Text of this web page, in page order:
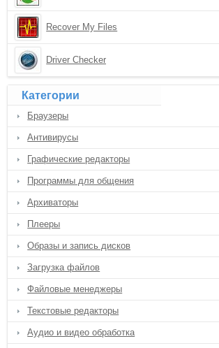
Recover My Files
Driver Checker
Категории
Браузеры
Антивирусы
Графические редакторы
Программы для общения
Архиваторы
Плееры
Образы и запись дисков
Загрузка файлов
Файловые менеджеры
Текстовые редакторы
Аудио и видео обработка